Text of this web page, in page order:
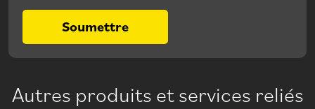
Soumettre
Autres produits et services reliés